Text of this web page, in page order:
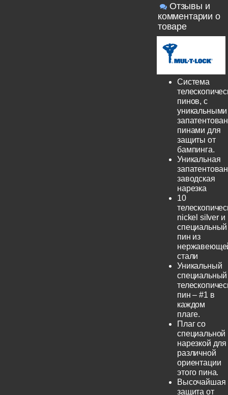
Отзывы и
комментарии о
товаре
Система
пинов, с
уникальными
пинами для
защиты от
бампинга.
Уникальная
заводская
нарезка
10
nickel silver и
специальный
пин из
стали
Уникальный
специальный
пин – #1 в
каждом
плаге.
Плаг со
специальной
нарезкой для
различной
ориентации
этого пина.
Высочайшая
защита от